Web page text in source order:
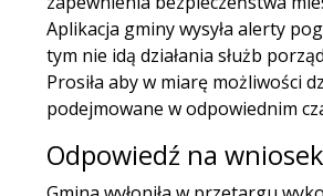
Aplikacja gminy wysyła alerty
tym nie idą działania służb
Prosiła aby w miarę możliwości
podejmowane w odpowiednim
Odpowiedź na